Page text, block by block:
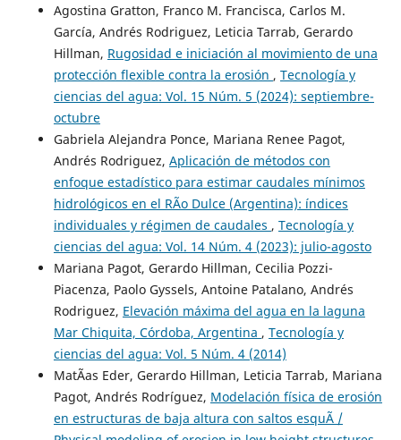
Agostina Gratton, Franco M. Francisca, Carlos M.
García, Andrés Rodriguez, Leticia Tarrab, Gerardo
Hillman, Rugosidad e iniciación al movimiento de una
protección flexible contra la erosión , Tecnología y
ciencias del agua: Vol. 15 Núm. 5 (2024): septiembre-
octubre
Gabriela Alejandra Ponce, Mariana Renee Pagot,
Andrés Rodriguez, Aplicación de métodos con
enfoque estadístico para estimar caudales mínimos
hidrológicos en el RÃ­o Dulce (Argentina): índices
individuales y régimen de caudales , Tecnología y
ciencias del agua: Vol. 14 Núm. 4 (2023): julio-agosto
Mariana Pagot, Gerardo Hillman, Cecilia Pozzi-
Piacenza, Paolo Gyssels, Antoine Patalano, Andrés
Rodriguez, Elevación máxima del agua en la laguna
Mar Chiquita, Córdoba, Argentina , Tecnología y
ciencias del agua: Vol. 5 Núm. 4 (2014)
MatÃ­as Eder, Gerardo Hillman, Leticia Tarrab, Mariana
Pagot, Andrés Rodríguez, Modelación física de erosión
en estructuras de baja altura con saltos esquÃ­ /